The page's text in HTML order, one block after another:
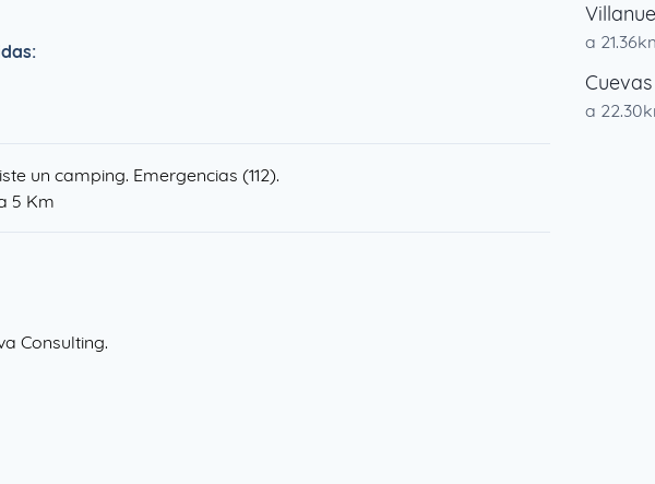
un camping. Emergencias (112).
5 Km
a
a
Consulting.